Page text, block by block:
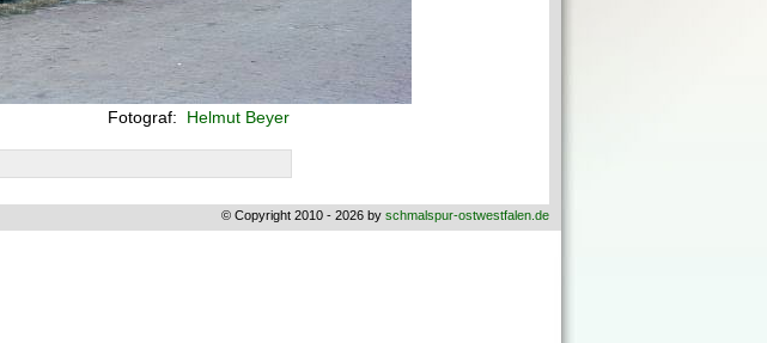
Fotograf: Helmut Beyer
© Copyright 2010 - 2026 by schmalspur-ostwestfalen.de